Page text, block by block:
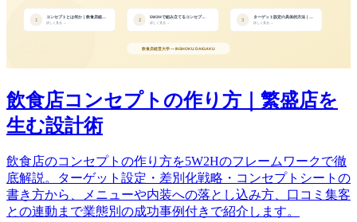
飲食店コンセプトの作り方｜繁盛店を
生む設計術
飲食店のコンセプトの作り方を5W2Hのフレームワークで徹
底解説。ターゲット設定・差別化戦略・コンセプトシートの
書き方から、メニューや内装への落とし込み方、口コミ集客
との連動まで業態別の成功事例付きで紹介します。